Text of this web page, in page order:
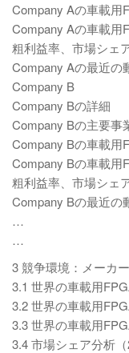
Company Aの車載用
Company Aの車載用
粗利益率、市場シェ
Company Aの最近の
Company B
Company Bの詳細
Company Bの主要事
Company Bの車載用
Company Bの車載用
粗利益率、市場シェ
Company Bの最近の
…
…
3 競争環境：メーカ
3.1 世界の車載用
3.2 世界の車載用
3.3 世界の車載用
3.4 市場シェア分析（